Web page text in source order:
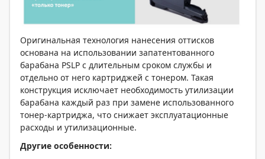
Оригинальная технология нанесения оттисков
основана на использовании запатентованного
барабана PSLP с длительным сроком службы и
отдельно от него картриджей с тонером. Такая
конструкция исключает необходимость утилизации
барабана каждый раз при замене использованного
тонер-картриджа, что снижает эксплуатационные
расходы и утилизационные.
Другие особенности: